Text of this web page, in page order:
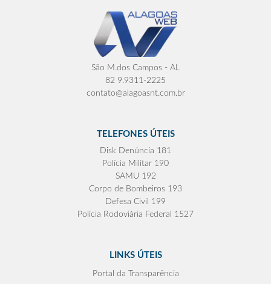
São M.dos Campos - AL
82 9.9311-2225
contato@alagoasnt.com.br
TELEFONES ÚTEIS
Disk Denúncia 181
Polícia Militar 190
SAMU 192
Corpo de Bombeiros 193
Defesa Civil 199
Polícia Rodoviária Federal 1527
LINKS ÚTEIS
Portal da Transparência